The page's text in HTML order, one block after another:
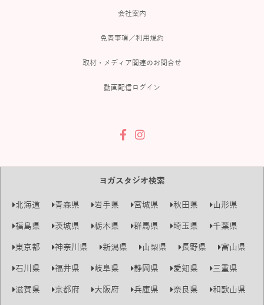
会社案内
免責事項／利用規約
取材・メディア関連のお問合せ
動画配信ログイン
ヨガスタジオ検索
北海道 青森県 岩手県 宮城県 秋田県
山形県
福島県
茨城県 栃木県 群馬県 埼玉県
千葉県
東京都
神奈川県 新潟県 山梨県 長野県
富山県
石川県
福井県 岐阜県 静岡県 愛知県
三重県
滋賀県
京都府 大阪府 兵庫県 奈良県 和歌山県